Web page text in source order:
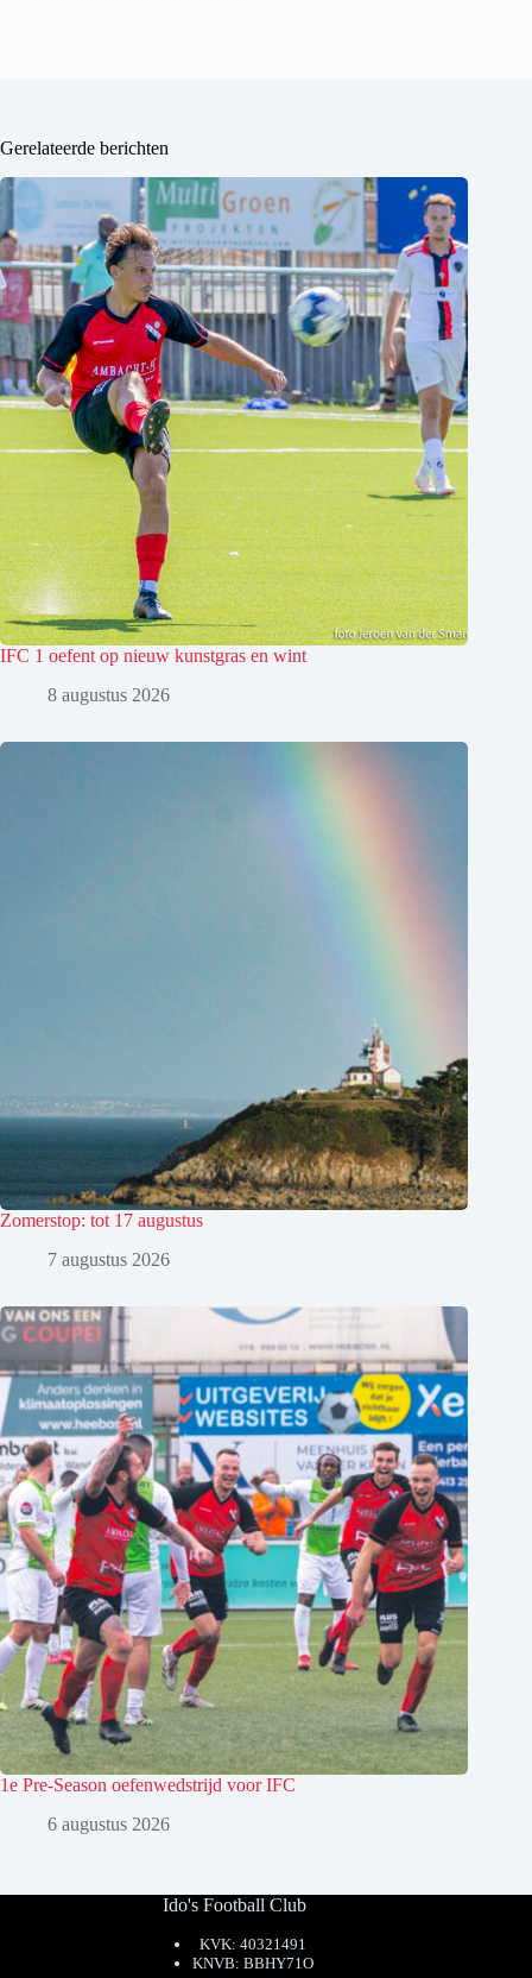
Gerelateerde berichten
IFC 1 oefent op nieuw kunstgras en wint
8 augustus 2026
Zomerstop: tot 17 augustus
7 augustus 2026
1e Pre-Season oefenwedstrijd voor IFC
6 augustus 2026
Ido's Football Club
KVK: 40321491
KNVB: BBHY71O